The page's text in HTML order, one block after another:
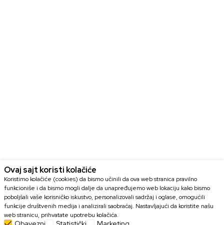
Ovaj sajt koristi kolačiće
Koristimo kolačiće (cookies) da bismo učinili da ova web stranica pravilno
funkcioniše i da bismo mogli dalje da unapređujemo web lokaciju kako bismo
poboljšali vaše korisničko iskustvo, personalizovali sadržaj i oglase, omogućili
funkcije društvenih medija i analizirali saobraćaj. Nastavljajući da koristite našu
web stranicu, prihvatate upotrebu kolačića.